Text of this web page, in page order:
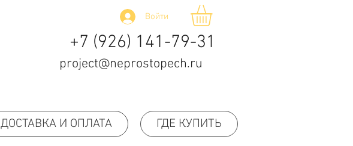
Войти
+7 (926) 141-79-31
project@neprostopech.ru
ДОСТАВКА И ОПЛАТА ГДЕ КУПИТЬ